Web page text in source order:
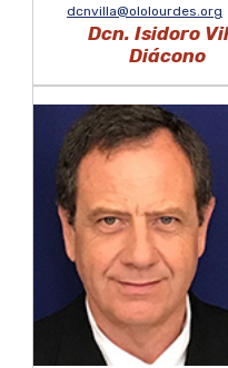
dcnvilla@ololourdes.org
Dcn. Isidoro
Diácono